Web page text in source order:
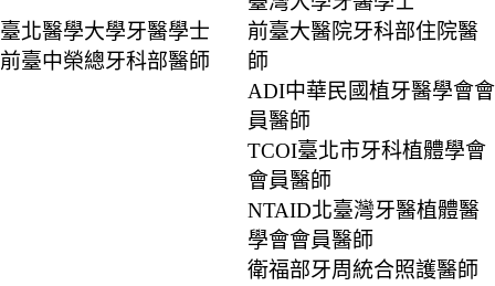
臺北醫學大學牙醫學士
前臺中榮總牙科部醫師
前臺大醫院牙科部住院醫
師
ADI中華民國植牙醫學會會
員醫師
TCOI臺北市牙科植體學會
會員醫師
NTAID北臺灣牙醫植體醫
學會會員醫師
衛福部牙周統合照護醫師